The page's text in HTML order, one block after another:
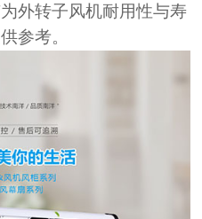
外转子风机耐用性与寿
参考。